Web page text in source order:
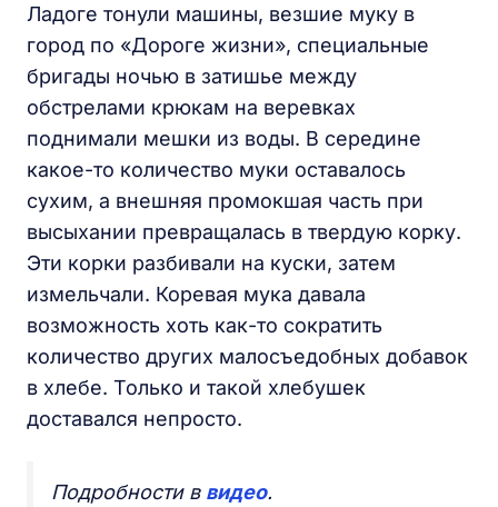
Ладоге тонули машины, везшие муку в
город по «Дороге жизни», специальные
бригады ночью в затишье между
обстрелами крюкам на веревках
поднимали мешки из воды. В середине
какое-то количество муки оставалось
сухим, а внешняя промокшая часть при
высыхании превращалась в твердую корку.
Эти корки разбивали на куски, затем
измельчали. Коревая мука давала
возможность хоть как-то сократить
количество других малосъедобных добавок
в хлебе. Только и такой хлебушек
доставался непросто.
Подробности в видео.